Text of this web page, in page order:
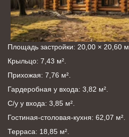
Площадь застройки: 20,00 × 20,60 м.
Крыльцо: 7,43 м².
Прихожая: 7,76 м².
Гардеробная у входа: 3,82 м².
С/у у входа: 3,85 м².
Гостиная-столовая-кухня: 62,07 м².
Терраса: 18,85 м².